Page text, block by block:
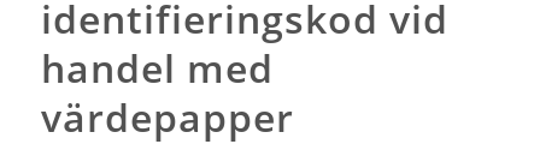
identifieringskod vid
handel med
värdepapper